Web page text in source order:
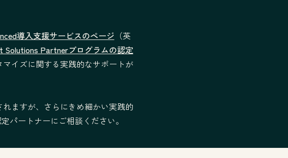
—
法的な条件
ート
導入支援サービスのページ （英
Solutions Partnerプログラムの認定
イズに関する実践的なサポートが
ますが、さらにきめ細かい実践的
パートナーにご相談ください。